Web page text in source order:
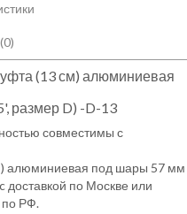
(13 см) алюминиевая
размер D) -D-13
совместимы с
алюминиевая под шары 57 мм
доставкой по Москве или
по РФ.